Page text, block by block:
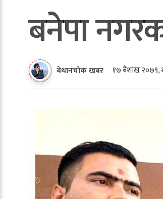
बनेपा
बेथानचोक खबर १७ बैशाख २०७९,